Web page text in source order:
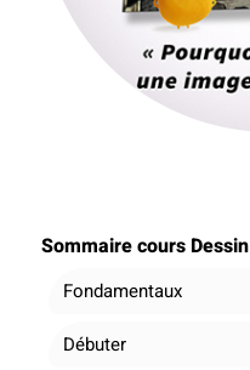
Sommaire cours Dessin
Fondamentaux
Débuter